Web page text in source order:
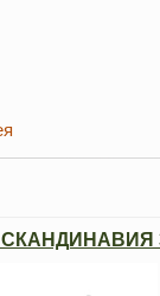
СКАНДИНАВИЯ